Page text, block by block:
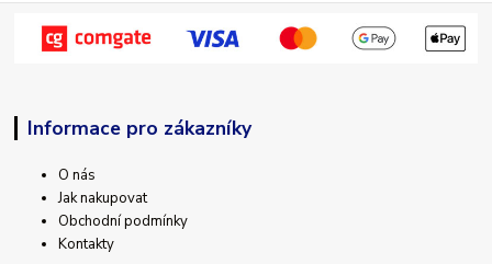
Informace pro zákazníky
O nás
Jak nakupovat
Obchodní podmínky
Kontakty